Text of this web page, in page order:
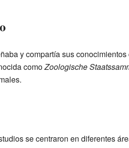
y compartía sus
comoZoologische
se centraron en diferentes